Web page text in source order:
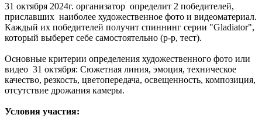
31 октября 2024г. организатор определит 2 победителей,
приславших наиболее художественное фото и видеоматериал.
Каждый их победителей получит спиннинг серии "Gladiator",
который выберет себе самостоятельно (р-р, тест).
Основные критерии определения художественного фото или
видео 31 октября: Сюжетная линия, эмоция, техническое
качество, резкость, цветопередача, освещенность, композиция,
отсутствие дрожания камеры.
Условия участия: